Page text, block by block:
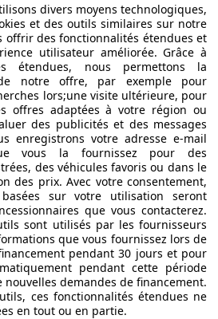
toute responsabilité concernant
fournies.
Haut
plateforme en ligne de
divers moyens technologiques,
et des outils similaires sur notre
offrir des fonctionnalités étendues et
utilisateur améliorée. Grâce à
étendues, nous permettons la
notre offre, par exemple pour
lors;une visite ultérieure, pour
offres adaptées à votre région ou
des publicités et des messages
enregistrons votre adresse e-mail
vous la fournissez pour des
des véhicules favoris ou dans le
des prix. Avec votre consentement,
sur votre utilisation seront
que vous contacterez.
sont utilisés par les fournisseurs
que vous fournissez lors de
pendant 30 jours et pour
pendant cette période
demandes de financement.
ces fonctionnalités étendues ne
en tout ou en partie.